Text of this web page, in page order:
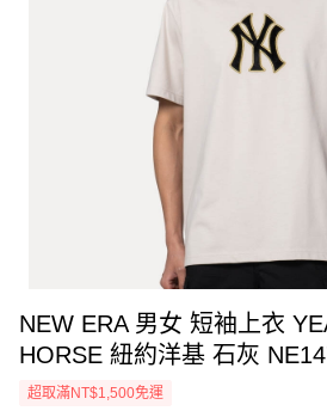
NEW ERA 男女 短袖上衣
HORSE 紐約洋基 石灰
超取滿NT$1,500免運